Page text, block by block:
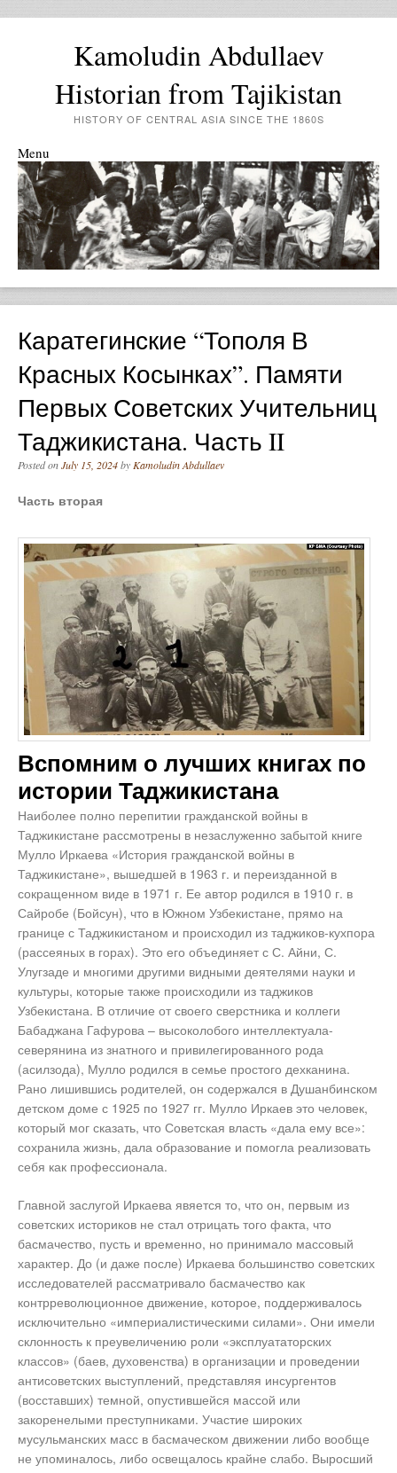
Kamoludin Abdullaev
Historian from Tajikistan
HISTORY OF CENTRAL ASIA SINCE THE 1860S
Menu
Skip to content
Каратегинские “тополя В
Красных Косынках”. Памяти
Первых Советских Учительниц
Таджикистана. Часть II
Posted onJuly 15, 2024byKamoludin Abdullaev
Часть вторая
Вспомним о лучших книгах по
истории Таджикистана
Наиболее полно перепитии гражданской войны в
Таджикистане рассмотрены в незаслуженно забытой книге
Мулло Иркаева «История гражданской войны в
Таджикистане», вышедшей в 1963 г. и переизданной в
сокращенном виде в 1971 г. Ее автор родился в 1910 г. в
Сайробе (Бойсун), что в Южном Узбекистане, прямо на
границе с Таджикистаном и происходил из таджиков-кухпора
(рассеяных в горах). Это его объединяет с С. Айни, С.
Улугзаде и многими другими видными деятелями науки и
культуры, которые также происходили из таджиков
Узбекистана. В отличие от своего сверстника и коллеги
Бабаджана Гафурова – высоколобого интеллектуала-
северянина из знатного и привилегированного рода
(асилзода), Мулло родился в семье простого дехканина.
Рано лишившись родителей, он содержался в Душанбинском
детском доме с 1925 по 1927 гг. Мулло Иркаев это человек,
который мог сказать, что Советская власть «дала ему все»:
сохранила жизнь, дала образование и помогла реализовать
себя как профессионала.
Главной заслугой Иркаева явяется то, что он, первым из
советских историков не стал отрицать того факта, что
басмачество, пусть и временно, но принимало массовый
характер. До (и даже после) Иркаева большинство советских
исследователей рассматривало басмачество как
контрреволюционное движение, которое, поддерживалось
исключительно «империалистическими силами». Они имели
склонность к преувеличению роли «эксплуататорских
классов» (баев, духовенства) в организации и проведении
антисоветских выступлений, представляя инсургентов
(восставших) темной, опустившейся массой или
закоренелыми преступниками. Участие широких
мусульманских масс в басмаческом движении либо вообще
не упоминалось, либо освещалось крайне слабо. Выросший